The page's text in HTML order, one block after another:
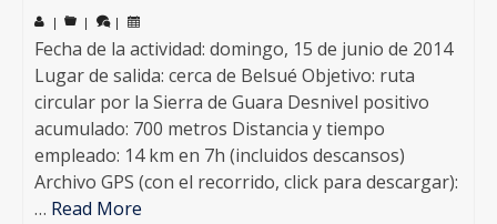
| | |
Fecha de la actividad: domingo, 15 de junio de 2014
Lugar de salida: cerca de Belsué Objetivo: ruta
circular por la Sierra de Guara Desnivel positivo
acumulado: 700 metros Distancia y tiempo
empleado: 14 km en 7h (incluidos descansos)
Archivo GPS (con el recorrido, click para descargar):
… Read More